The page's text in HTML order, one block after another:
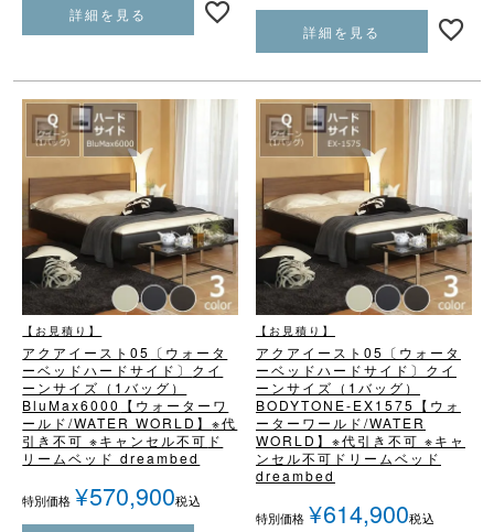
詳細を見る
詳細を見る
【お見積り】
アクアイースト05 〔ウォータ
ーベッドハードサイド〕 クイ
ーンサイズ（1バッグ）
BluMax6000 【ウォーターワ
ールド/WATER WORLD】※代
引き不可 ※キャンセル不可 ド
リームベッド dreambed
特別価格 ¥570,900税込
【お見積り】
アクアイースト05 〔ウォータ
ーベッドハードサイド〕 クイ
ーンサイズ（1バッグ）
BODYTONE-EX1575 【ウォ
ーターワールド/WATER
WORLD】 ※代引き不可 ※キャ
ンセル不可 ドリームベッド
dreambed
特別価格 ¥614,900税込